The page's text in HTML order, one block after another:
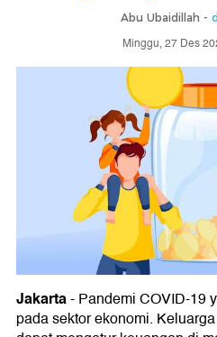
Abu Ubaidillah -
Minggu, 27 Des
Jakarta-Pandemi COVID-19
pada sektor ekonomi.